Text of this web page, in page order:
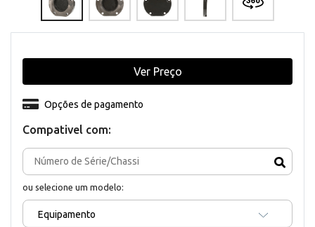
Compativel com:
ou selecione um modelo:
Equipamento
Opções de pagamento
Ver Preço